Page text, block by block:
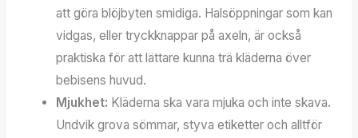
att göra blöjbyten smidiga. Halsöppningar som kan
vidgas, eller tryckknappar på axeln, är också
praktiska för att lättare kunna trä kläderna över
bebisens huvud.
Mjukhet: Kläderna ska vara mjuka och inte skava.
Undvik grova sömmar, styva etiketter och alltför